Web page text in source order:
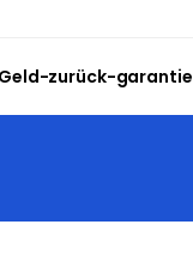
Geld-zurück-garantie